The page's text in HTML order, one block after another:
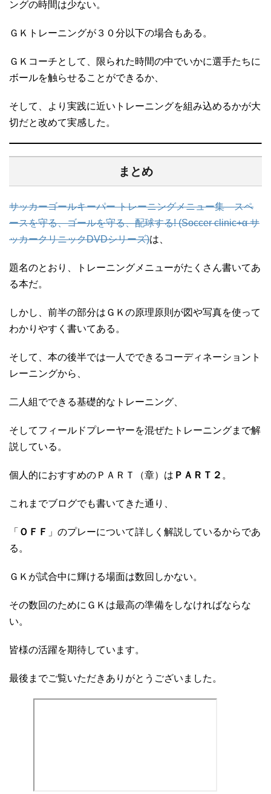
ングの時間は少ない。
ＧＫトレーニングが３０分以下の場合もある。
ＧＫコーチとして、限られた時間の中でいかに選手たちに
ボールを触らせることができるか、
そして、より実践に近いトレーニングを組み込めるかが大
切だと改めて実感した。
まとめ
サッカーゴールキーパー トレーニングメニュー集―スペ
ースを守る、ゴールを守る、配球する! (Soccer clinic+α サ
ッカークリニックDVDシリーズ)は、
題名のとおり、トレーニングメニューがたくさん書いてあ
る本だ。
しかし、前半の部分はＧＫの原理原則が図や写真を使って
わかりやすく書いてある。
そして、本の後半では一人でできるコーディネーショント
レーニングから、
二人組でできる基礎的なトレーニング、
そしてフィールドプレーヤーを混ぜたトレーニングまで解
説している。
個人的におすすめのＰＡＲＴ（章）は ＰＡＲＴ２ 。
これまでブログでも書いてきた通り、
「 ＯＦＦ 」のプレーについて詳しく解説しているからであ
る。
ＧＫが試合中に輝ける場面は数回しかない。
その数回のためにＧＫは最高の準備をしなければならな
い。
皆様の活躍を期待しています。
最後までご覧いただきありがとうございました。